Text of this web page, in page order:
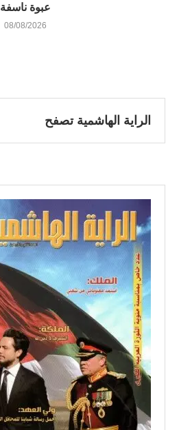
عبوة ناسفة
08/08/2026
الراية الهاشمية تصفح